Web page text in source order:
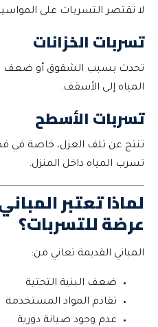
لا تقتصر التسربات على
تسربات الخزانات
تحدث بسبب الشقوق أو ضعف
المياه إلى الأسقف.
تسربات الأسطح
تنتج عن تلف العزل، خاصة في
تسرب المياه داخل المنزل.
لماذا تعتبر
عرضة للتسربات؟
المباني القديمة تعاني من:
ضعف البنية التحتية
تقادم المواد المستخدمة
عدم وجود صيانة دورية